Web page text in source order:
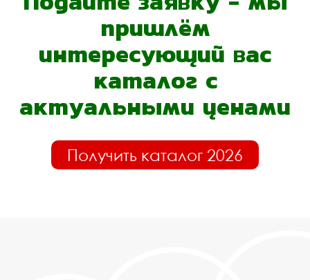
пришлём
интересующий вас
каталог с
актуальными ценами
Получить каталог 2026